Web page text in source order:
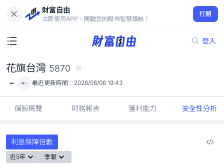
財富自由
立即使用APP，開啟您的股市智慧導航！
打開
登入
-
花旗台灣 5870
- - 最近更新時間： 2026/08/06 19:43
個股概覽 財務報表 獲利能力 安全性分析
利息保障倍數
近5年 季報